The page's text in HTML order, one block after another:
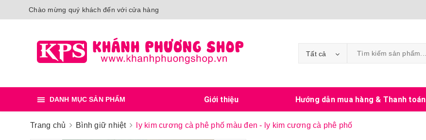
Chào mừng quý khách đến với cửa hàng
Tất cả
DANH MỤC SẢN PHẨM Giới thiệu Hướng dẫn mua hàng & Thanh toán
Trang chủ Bình giữ nhiệt ly kim cương cà phê phố màu đen - ly kim cương cà phê phố